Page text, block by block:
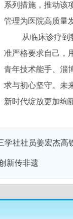
系列措施，推动该
管理为医院高质量
从临床诊疗
准严格要求自己，
青年技术能手、淄
求与初心坚守。未
新时代绽放更加绚
社社员姜宏杰高
新传非遗